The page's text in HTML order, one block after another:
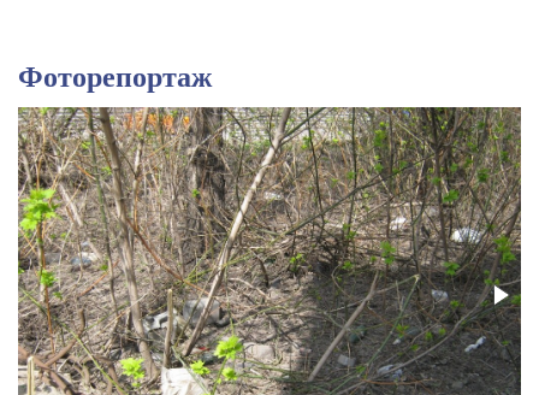
Фоторепортаж